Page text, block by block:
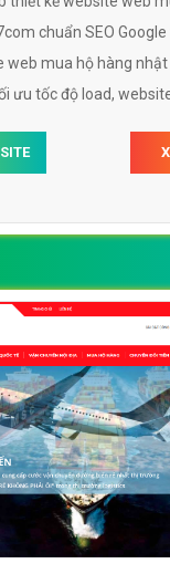
chuẩn SEO Google
web mua hộ hàng
ưu tốc độ load,